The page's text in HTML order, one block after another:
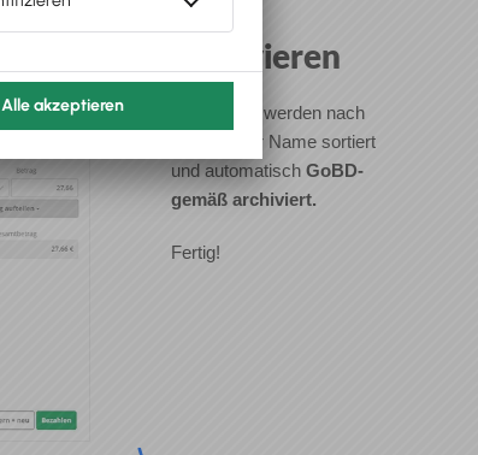
Beleg
archivieren
Alle Belege werden nach
Datum oder Name sortiert
und automatisch GoBD-
gemäß archiviert.
Fertig!